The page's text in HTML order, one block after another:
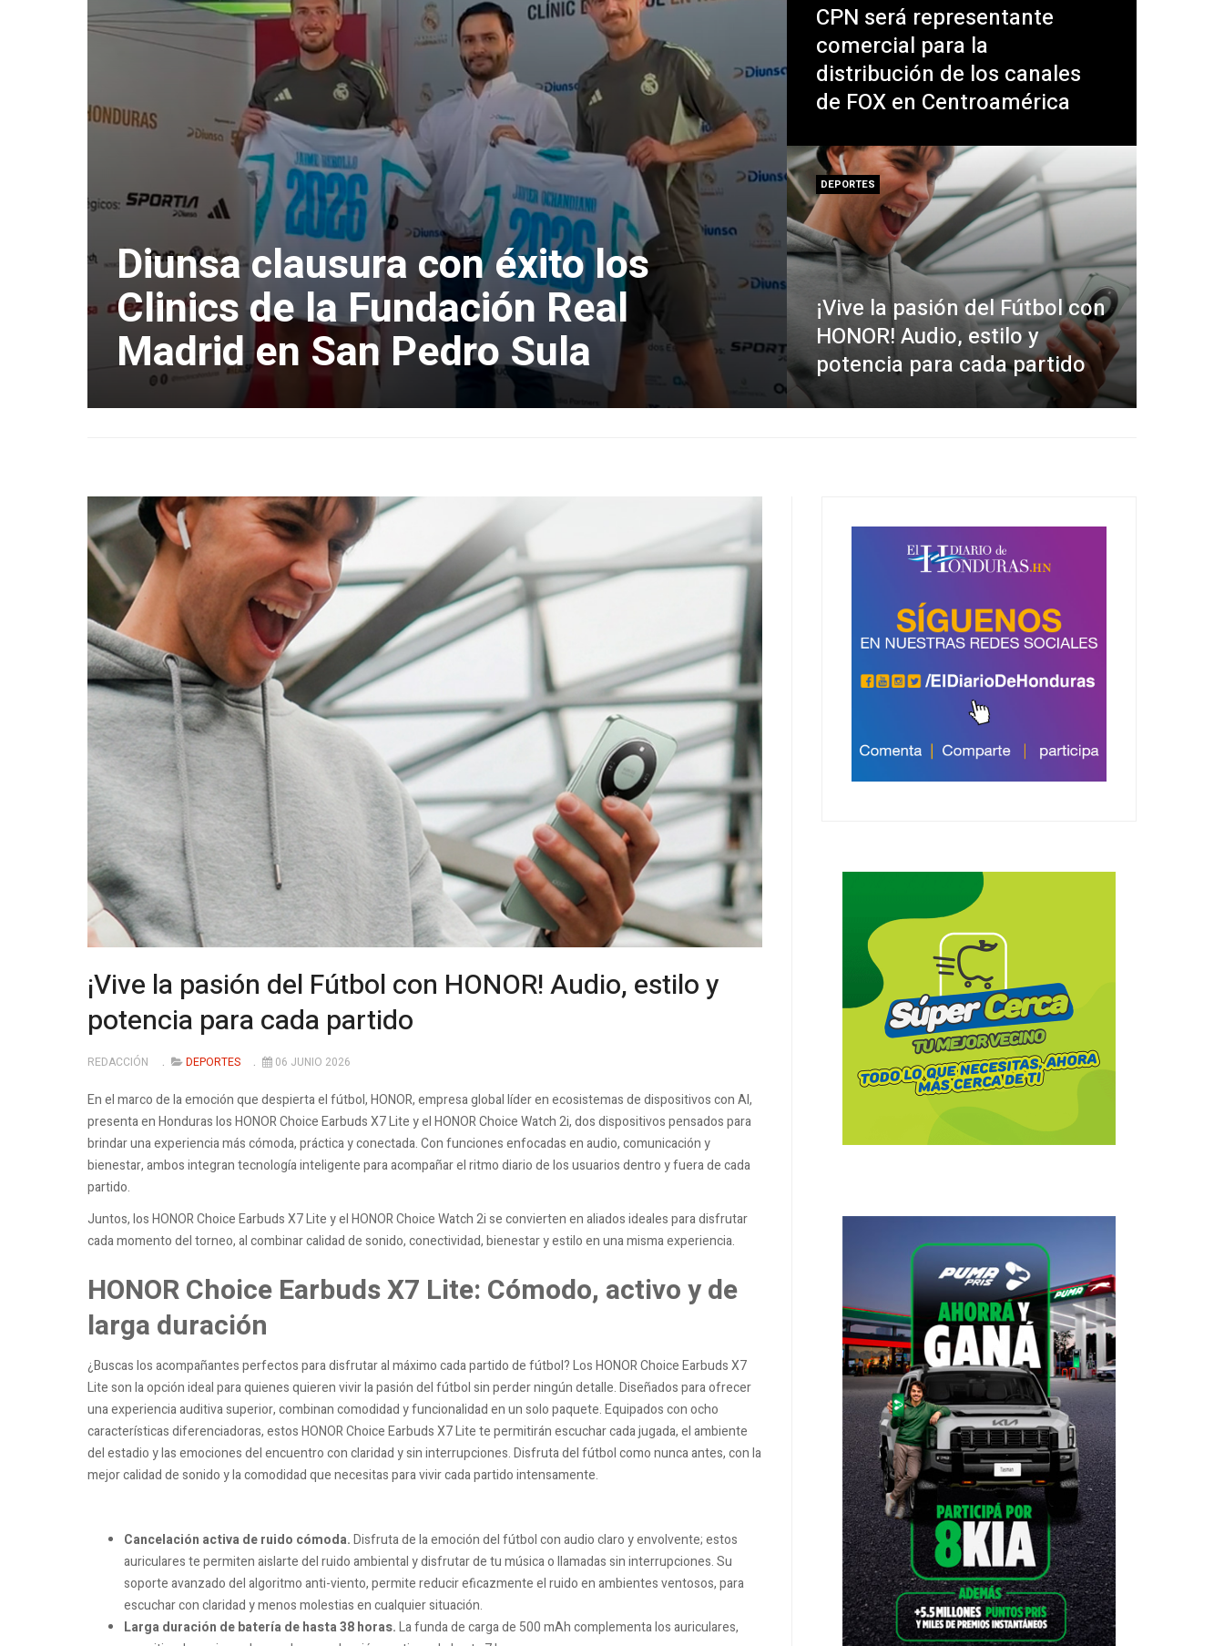
Diunsa clausura con éxito los
Clinics de la Fundación Real
Madrid en San Pedro Sula
CPN será representante
comercial para la
distribución de los canales
de FOX en Centroamérica
DEPORTES
¡Vive la pasión del Fútbol con
HONOR! Audio, estilo y
potencia para cada partido
¡Vive la pasión del Fútbol con HONOR! Audio, estilo y
potencia para cada partido
REDACCIÓN DEPORTES 06 JUNIO 2026
En el marco de la emoción que despierta el fútbol, HONOR, empresa global líder en ecosistemas de dispositivos con AI,
presenta en Honduras los HONOR Choice Earbuds X7 Lite y el HONOR Choice Watch 2i, dos dispositivos pensados para
brindar una experiencia más cómoda, práctica y conectada. Con funciones enfocadas en audio, comunicación y
bienestar, ambos integran tecnología inteligente para acompañar el ritmo diario de los usuarios dentro y fuera de cada
partido.
Juntos, los HONOR Choice Earbuds X7 Lite y el HONOR Choice Watch 2i se convierten en aliados ideales para disfrutar
cada momento del torneo, al combinar calidad de sonido, conectividad, bienestar y estilo en una misma experiencia.
HONOR Choice Earbuds X7 Lite: Cómodo, activo y de
larga duración
¿Buscas los acompañantes perfectos para disfrutar al máximo cada partido de fútbol? Los HONOR Choice Earbuds X7
Lite son la opción ideal para quienes quieren vivir la pasión del fútbol sin perder ningún detalle. Diseñados para ofrecer
una experiencia auditiva superior, combinan comodidad y funcionalidad en un solo paquete. Equipados con ocho
características diferenciadoras, estos HONOR Choice Earbuds X7 Lite te permitirán escuchar cada jugada, el ambiente
del estadio y las emociones del encuentro con claridad y sin interrupciones. Disfruta del fútbol como nunca antes, con la
mejor calidad de sonido y la comodidad que necesitas para vivir cada partido intensamente.
Cancelación activa de ruido cómoda.Disfruta de la emoción del fútbol con audio claro y envolvente; estos
auriculares te permiten aislarte del ruido ambiental y disfrutar de tu música o llamadas sin interrupciones. Su
soporte avanzado del algoritmo anti-viento, permite reducir eficazmente el ruido en ambientes ventosos, para
escuchar con claridad y menos molestias en cualquier situación.
Larga duración de batería de hasta 38 horas.La funda de carga de 500 mAh complementa los auriculares,